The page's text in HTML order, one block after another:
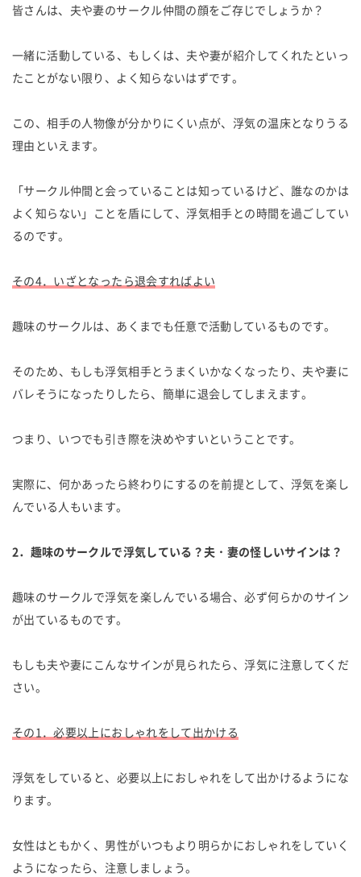
皆さんは、夫や妻のサークル仲間の顔をご存じでしょうか？
一緒に活動している、もしくは、夫や妻が紹介してくれたといっ
たことがない限り、よく知らないはずです。
この、相手の人物像が分かりにくい点が、浮気の温床となりうる
理由といえます。
「サークル仲間と会っていることは知っているけど、誰なのかは
よく知らない」ことを盾にして、浮気相手との時間を過ごしてい
るのです。
その4．いざとなったら退会すればよい
趣味のサークルは、あくまでも任意で活動しているものです。
そのため、もしも浮気相手とうまくいかなくなったり、夫や妻に
バレそうになったりしたら、簡単に退会してしまえます。
つまり、いつでも引き際を決めやすいということです。
実際に、何かあったら終わりにするのを前提として、浮気を楽し
んでいる人もいます。
2．趣味のサークルで浮気している？夫・妻の怪しいサインは？
趣味のサークルで浮気を楽しんでいる場合、必ず何らかのサイン
が出ているものです。
もしも夫や妻にこんなサインが見られたら、浮気に注意してくだ
さい。
その1．必要以上におしゃれをして出かける
浮気をしていると、必要以上におしゃれをして出かけるようにな
ります。
女性はともかく、男性がいつもより明らかにおしゃれをしていく
ようになったら、注意しましょう。